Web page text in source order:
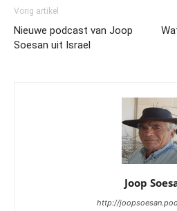
Vorig artikel
Nieuwe podcast van Joop
Soesan uit Israel
Joop
http://